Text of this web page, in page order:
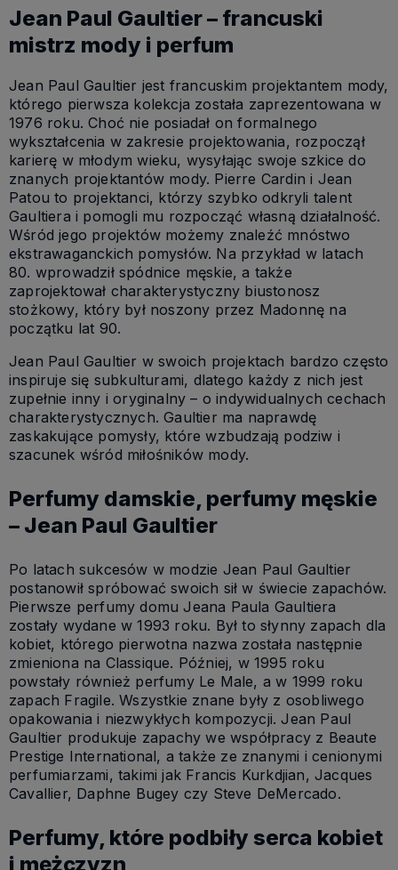
Jean Paul Gaultier – francuski
mistrz mody i perfum
Jean Paul Gaultier jest francuskim projektantem mody,
którego pierwsza kolekcja została zaprezentowana w
1976 roku. Choć nie posiadał on formalnego
wykształcenia w zakresie projektowania, rozpoczął
karierę w młodym wieku, wysyłając swoje szkice do
znanych projektantów mody. Pierre Cardin i Jean
Patou to projektanci, którzy szybko odkryli talent
Gaultiera i pomogli mu rozpocząć własną działalność.
Wśród jego projektów możemy znaleźć mnóstwo
ekstrawaganckich pomysłów. Na przykład w latach
80. wprowadził spódnice męskie, a także
zaprojektował charakterystyczny biustonosz
stożkowy, który był noszony przez Madonnę na
początku lat 90.
Jean Paul Gaultier w swoich projektach bardzo często
inspiruje się subkulturami, dlatego każdy z nich jest
zupełnie inny i oryginalny – o indywidualnych cechach
charakterystycznych. Gaultier ma naprawdę
zaskakujące pomysły, które wzbudzają podziw i
szacunek wśród miłośników mody.
Perfumy damskie, perfumy męskie
– Jean Paul Gaultier
Po latach sukcesów w modzie Jean Paul Gaultier
postanowił spróbować swoich sił w świecie zapachów.
Pierwsze perfumy domu Jeana Paula Gaultiera
zostały wydane w 1993 roku. Był to słynny zapach dla
kobiet, którego pierwotna nazwa została następnie
zmieniona na Classique. Później, w 1995 roku
powstały również perfumy Le Male, a w 1999 roku
zapach Fragile. Wszystkie znane były z osobliwego
opakowania i niezwykłych kompozycji. Jean Paul
Gaultier produkuje zapachy we współpracy z Beaute
Prestige International, a także ze znanymi i cenionymi
perfumiarzami, takimi jak Francis Kurkdjian, Jacques
Cavallier, Daphne Bugey czy Steve DeMercado.
Perfumy, które podbiły serca kobiet
i mężczyzn